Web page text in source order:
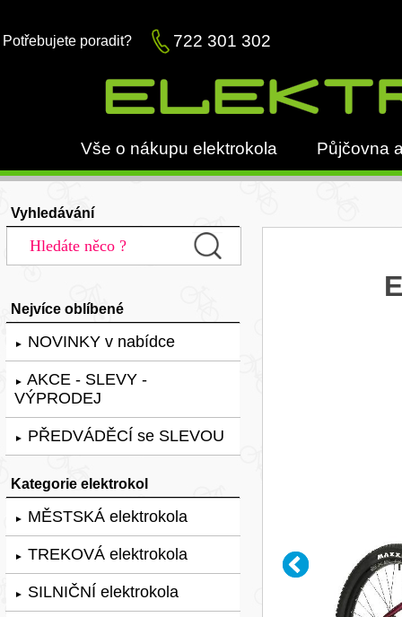
Potřebujete poradit? 722 301 302
Vše o nákupu elektrokola Půjčovna
Vyhledávání
Nejvíce oblíbené
► NOVINKY v nabídce
► AKCE - SLEVY -
VÝPRODEJ
► PŘEDVÁDĚCÍ se SLEVOU
Kategorie elektrokol
► MĚSTSKÁ elektrokola
► TREKOVÁ elektrokola
► SILNIČNÍ elektrokola